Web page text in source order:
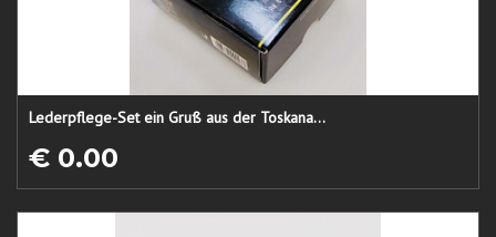
Lederpflege-Set ein Gruß aus der Toskana...
€ 0.00